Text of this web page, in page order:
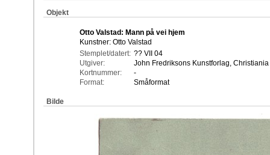
Objekt
Otto Valstad: Mann på vei hjem
Kunstner: Otto Valstad
Stemplet/datert: ?? VII 04
Utgiver:
John Fredriksons Kunstforlag, Christiania
Kortnummer:
-
Format:
Småformat
Bilde